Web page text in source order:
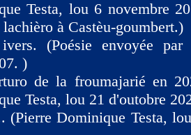
Testa, lou 6 novembre
à Castèu-goumbert.)
(Poésie envoyée
)
de la froumajarié en
Testa, lou 21 d'outobre
(Pierre Dominique Testa,